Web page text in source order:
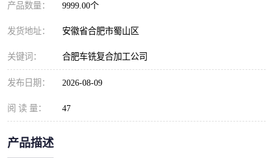
产品数量： 9999.00个
发货地址： 安徽省合肥市蜀山区
关键词： 合肥车铣复合加工公司
发布日期： 2026-08-09
阅 读 量： 47
产品描述